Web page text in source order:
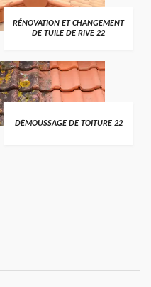
RÉNOVATION ET CHANGEMENT
DE TUILE DE RIVE 22
DÉMOUSSAGE DE TOITURE 22